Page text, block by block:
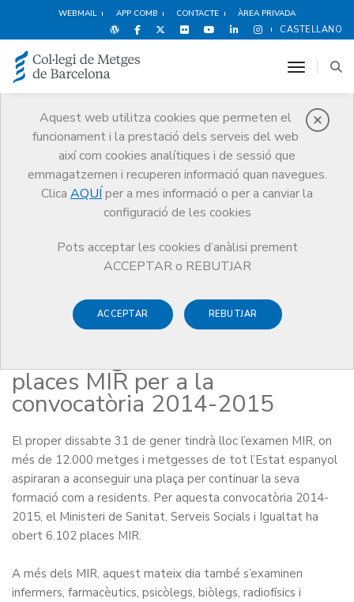
WEBMAIL APP COMB CONTACTE ÀREA PRIVADA
CASTELLANO
Aquest web utilitza cookies que permeten el
funcionament i la prestació dels serveis del web
així com cookies analítiques i de sessió que
emmagatzemen i recuperen informació quan navegues.
Clica AQUÍ per a mes informació o per a canviar la
configuració de les cookies
Pots acceptar les cookies d’anàlisi prement
ACCEPTAR o REBUTJAR
ACCEPTAR REBUTJAR
toggle
Notícies
Comunicació
Notícies
El Ministeri de Sanitat, Serveis Socials i Igualtat destina 6.102 places
MIR per a la convocatòria 2014-2015
12 DE GENER DE 2015
El Ministeri de Sanitat, Serveis
Socials i Igualtat destina 6.102
places MIR per a la
convocatòria 2014-2015
El proper dissabte 31 de gener tindrà lloc l’examen MIR, on
més de 12.000 metges i metgesses de tot l’Estat espanyol
aspiraran a aconseguir una plaça per continuar la seva
formació com a residents. Per aquesta convocatòria 2014-
2015, el Ministeri de Sanitat, Serveis Socials i Igualtat ha
obert 6.102 places MIR.
A més dels MIR, aquest mateix dia també s’examinen
infermers, farmacèutics, psicòlegs, biòlegs, radiofísics i